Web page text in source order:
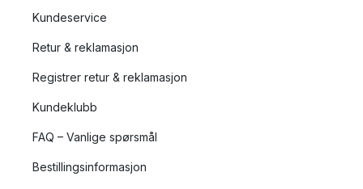
Kundeservice
Retur & reklamasjon
Registrer retur & reklamasjon
Kundeklubb
FAQ – Vanlige spørsmål
Bestillingsinformasjon